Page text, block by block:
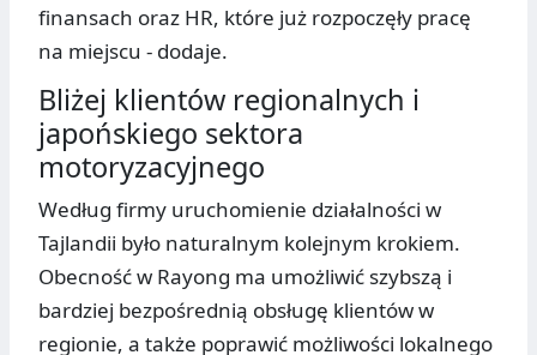
finansach oraz HR, które już rozpoczęły pracę
na miejscu - dodaje.
Bliżej klientów regionalnych i
japońskiego sektora
motoryzacyjnego
Według firmy uruchomienie działalności w
Tajlandii było naturalnym kolejnym krokiem.
Obecność w Rayong ma umożliwić szybszą i
bardziej bezpośrednią obsługę klientów w
regionie, a także poprawić możliwości lokalnego